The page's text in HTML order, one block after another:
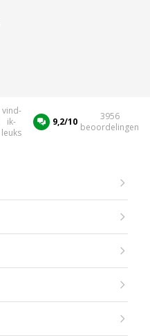
vind-
ik-
leuks
9,2/10
3956
beoordelingen